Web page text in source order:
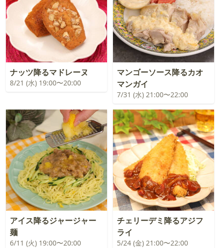
ナッツ降るマドレーヌ
8/21 (水) 19:00〜20:00
マンゴーソース降るカオ
マンガイ
7/31 (水) 21:00〜22:00
アイス降るジャージャー
麺
6/11 (火) 19:00〜20:00
チェリーデミ降るアジフ
ライ
5/24 (金) 21:00〜22:00